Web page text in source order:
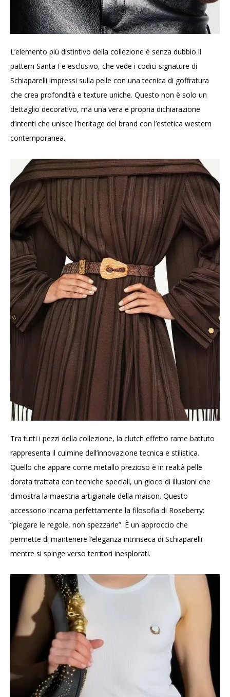
L’elemento più distintivo della collezione è senza dubbio il
pattern Santa Fe esclusivo, che vede i codici signature di
Schiaparelli impressi sulla pelle con una tecnica di goffratura
che crea profondità e texture uniche. Questo non è solo un
dettaglio decorativo, ma una vera e propria dichiarazione
d’intenti che unisce l’heritage del brand con l’estetica western
contemporanea.
Tra tutti i pezzi della collezione, la clutch effetto rame battuto
rappresenta il culmine dell’innovazione tecnica e stilistica.
Quello che appare come metallo prezioso è in realtà pelle
dorata trattata con tecniche speciali, un gioco di illusioni che
dimostra la maestria artigianale della maison. Questo
accessorio incarna perfettamente la filosofia di Roseberry:
“piegare le regole, non spezzarle”. È un approccio che
permette di mantenere l’eleganza intrinseca di Schiaparelli
mentre si spinge verso territori inesplorati.